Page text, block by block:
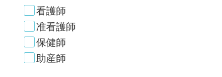
看護師
准看護師
保健師
助産師